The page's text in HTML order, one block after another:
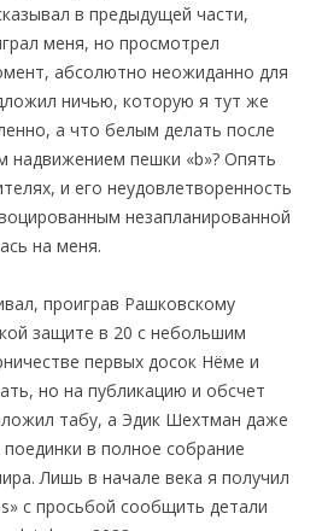
в предыдущей части,
меня, но просмотрел
абсолютно неожиданно для
ничью, которую я тут же
а что белым делать после
надвижением пешки «b»? Опять
и его неудовлетворенность
незапланированной
на меня.
проиграв Рашковскому
защите в 20 с небольшим
первых досок Нёме и
но на публикацию и обсчет
табу, а Эдик Шехтман даже
в полное собрание
Лишь в начале века я получил
с просьбой сообщить детали